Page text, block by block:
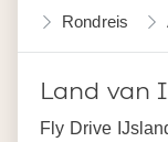
Rondreis
Land van
Fly Drive